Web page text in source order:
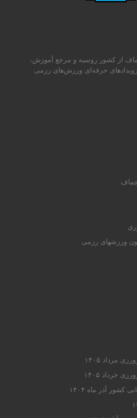
از کشور روسیه و مرجع آموزش،
رویدادهای حرفه‌ای ورزش‌های رزمی
ورزشهای رزمی
مرداد ۱۴۰۵
خرداد ۱۴۰۵
آذر ماه ۱۴۰۴